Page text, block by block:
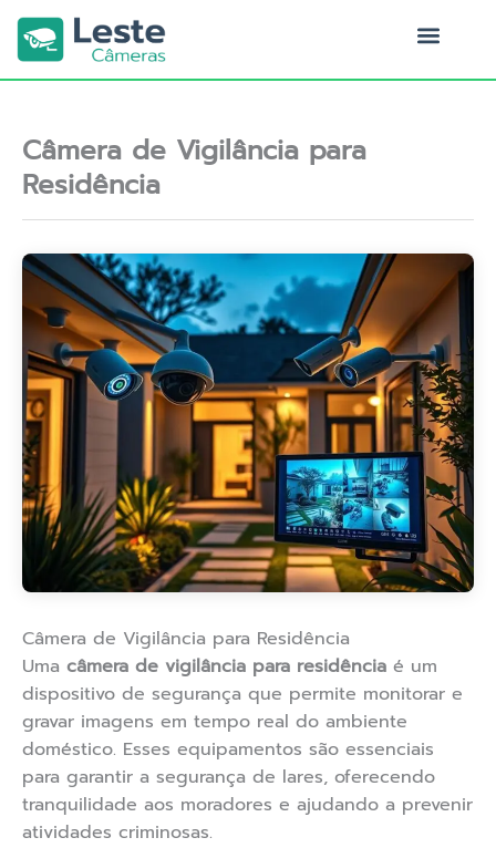
para
conteúdo
Câmera de Vigilância para
Residência
Câmera de Vigilância para Residência
Uma câmera de vigilância para residência é um
dispositivo de segurança que permite monitorar e
gravar imagens em tempo real do ambiente
doméstico. Esses equipamentos são essenciais
para garantir a segurança de lares, oferecendo
tranquilidade aos moradores e ajudando a prevenir
atividades criminosas.